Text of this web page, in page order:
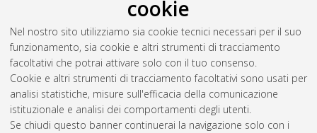
cookie
Nel nostro sito utilizziamo sia cookie tecnici necessari per il suo
funzionamento, sia cookie e altri strumenti di tracciamento
facoltativi che potrai attivare solo con il tuo consenso.
Cookie e altri strumenti di tracciamento facoltativi sono usati per
analisi statistiche, misure sull'efficacia della comunicazione
istituzionale e analisi dei comportamenti degli utenti.
Se chiudi questo banner continuerai la navigazione solo con i
Gestione del documento: